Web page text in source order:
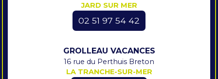
JARD SUR MER
02 51 97 54 42
GROLLEAU VACANCES
16 rue du Perthuis Breton
LA TRANCHE-SUR-MER